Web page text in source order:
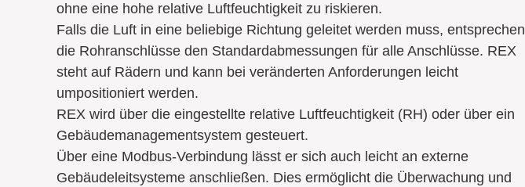
ohne eine hohe relative Luftfeuchtigkeit zu riskieren.
Falls die Luft in eine beliebige Richtung geleitet werden muss, entsprechen
die Rohranschlüsse den Standardabmessungen für alle Anschlüsse. REX
steht auf Rädern und kann bei veränderten Anforderungen leicht
umpositioniert werden.
REX wird über die eingestellte relative Luftfeuchtigkeit (RH) oder über ein
Gebäudemanagementsystem gesteuert.
Über eine Modbus-Verbindung lässt er sich auch leicht an externe
Gebäudeleitsysteme anschließen. Dies ermöglicht die Überwachung und